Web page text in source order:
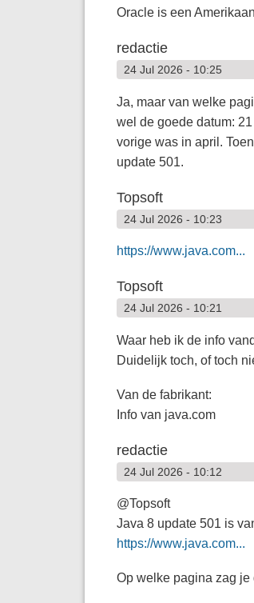
Oracle is een
redactie
24 Jul 2026 - 10:25
Ja, maar van welke
wel de goede datum:
vorige was in april.
update 501.
Topsoft
24 Jul 2026 - 10:23
https://www.java.com...
Topsoft
24 Jul 2026 - 10:21
Waar heb ik de info
Duidelijk toch, of toch
Van de fabrikant:
Info van java.com
redactie
24 Jul 2026 - 10:12
@Topsoft
Java 8 update 501 is
https://www.java.com...
Op welke pagina zag je